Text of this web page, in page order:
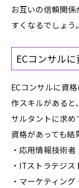
お互いの信頼関
すくなるでしょう。
ECコンサル
ECコンサルに資
作スキルがあると
サルタントに求め
資格があっても結
・応用情報技術者
・ITストラテジス
・マーケティン